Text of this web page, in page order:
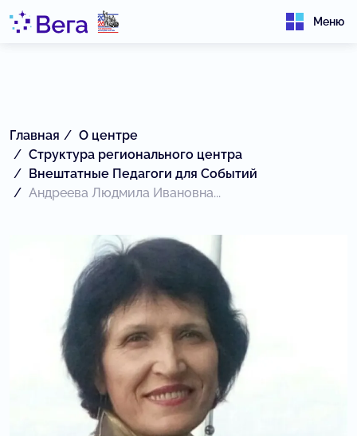
Меню
Главная
О центре
Структура регионального центра
Внештатные Педагоги для Событий
Андреева Людмила Ивановна...